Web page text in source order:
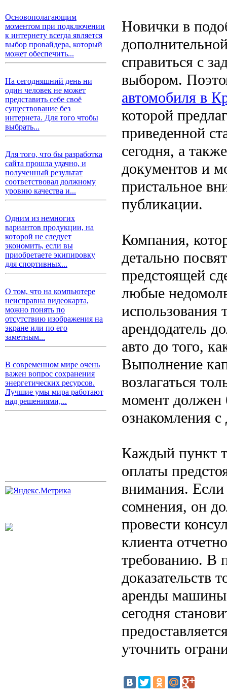
Основополагающим
моментом при подключении
к интернету всегда является
выбор провайдера, который
может обеспечить...
На сегодняшний день ни
один человек не может
представить себе своё
существование без
интернета. Для того чтобы
выбрать...
Для того, что бы разработка
сайта прошла удачно, и
полученный результат
соответствовал должному
уровню качества и...
Одним из немногих
вариантов продукции, на
которой не следует
экономить, если вы
приобретаете экипировку
для спортивных...
О том, что на компьютере
неисправна видеокарта,
можно понять по
отсутствию изображения на
экране или по его
заметным...
В современном мире очень
важен вопрос сохранения
энергетических ресурсов.
Лучшие умы мира работают
над решениями,...
Новички в
справиться с
выбором.
автомобиля в
которой
приведенной
сегодня, а
документов и
пристальное
публикации.
Компания,
детально
предстоящей
любые
использования
арендодатель
авто до того,
Выполнение
возлагаться
момент должен
ознакомления
Каждый пункт
оплаты
внимания.
сомнения, он
провести
клиента
требованию. В
доказательств
аренды машины
сегодня
уточнить